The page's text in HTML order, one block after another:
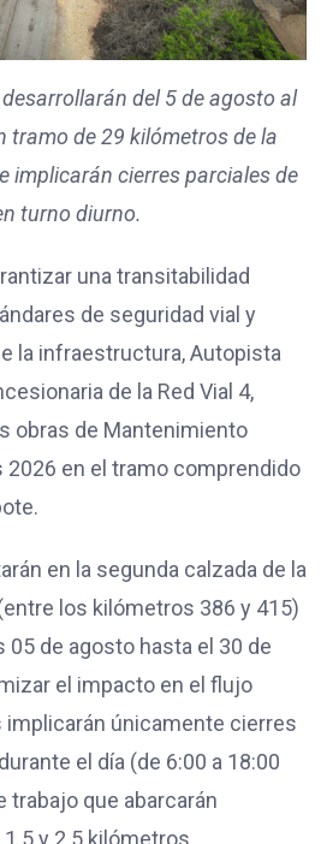
del 5 de agosto al
tramo de 29 kilómetros de la
implicarán cierres parciales de
turno diurno.
una transitabilidad
de seguridad vial y
la infraestructura, Autopista
de la Red Vial 4,
obras de Mantenimiento
2026 en el tramo comprendido
en la segunda calzada de la
los kilómetros 386 y 415)
de agosto hasta el 30 de
el impacto en el flujo
implicarán únicamente cierres
el día (de 6:00 a 18:00
trabajo que abarcarán
y 2.5 kilómetros.